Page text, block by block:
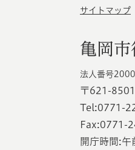
サイトマップ
亀岡市
法人番号
〒621-8501
Tel:0771-
Fax:0771-
開庁時間: